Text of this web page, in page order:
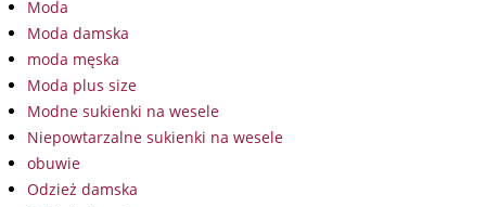
Moda
Moda damska
moda męska
Moda plus size
Modne sukienki na wesele
Niepowtarzalne sukienki na wesele
obuwie
Odzież damska